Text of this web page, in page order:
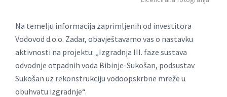
Na temelju informacija zaprimljenih od investitora
Vodovod d.o.o. Zadar, obavještavamo vas o nastavku
aktivnosti na projektu: „Izgradnja III. faze sustava
odvodnje otpadnih voda Bibinje-Sukošan, podsustav
Sukošan uz rekonstrukciju vodoopskrbne mreže u
obuhvatu izgradnje“.